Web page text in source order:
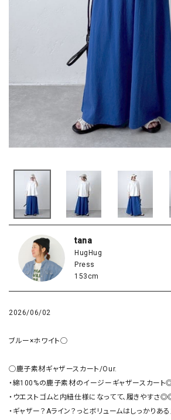
tana
HugHug
Press
153cm
2026/06/02
ブルー×ホワイト◯
◯鹿子素材ギャザースカート/Our.
・綿100%の鹿子素材のイージーギャザースカー
・ウエストゴムと内紐仕様になってて、履きやすさ
・ギャザー？Aライン？っとボリュームはしっかりある